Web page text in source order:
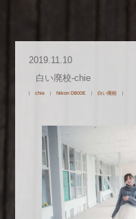
2019.11.10
白い廃校-chie
chie Nikon D800E 白い廃校